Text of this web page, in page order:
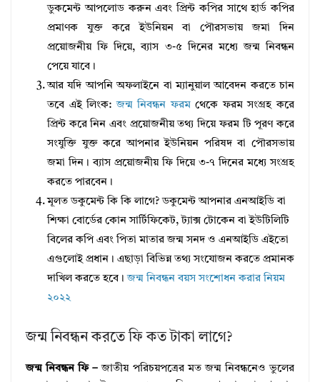
ডুকমেন্ট আপলোড করুন এবং প্রিন্ট কপির সাথে হার্ড কপির
প্রমাণক যুক্ত করে ইউনিয়ন বা পৌরসভায় জমা দিন
প্রয়োজনীয় ফি দিয়ে, ব্যাস ৩-৫ দিনের মধ্যে জন্ম নিবন্ধন
পেয়ে যাবে।
আর যদি আপনি অফলাইনে বা ম্যানুয়াল আবেদন করতে চান
তবে এই লিংক:জন্ম নিবন্ধন ফরমথেকে ফরম সংগ্রহ করে
প্রিন্ট করে নিন এবং প্রয়োজনীয় তথ্য দিয়ে ফরম টি পূরণ করে
সংযুক্তি যুক্ত করে আপনার ইউনিয়ন পরিষদ বা পৌরসভায়
জমা দিন। ব্যাস প্রয়োজনীয় ফি দিয়ে ৩-৭ দিনের মধ্যে সংগ্রহ
করতে পারবেন।
মূলত ডকুমেন্ট কি কি লাগে? ডকুমেন্ট আপনার এনআইডি বা
শিক্ষা বোর্ডের কোন সার্টিফিকেট, ট্যাক্স টোকেন বা ইউটিলিটি
বিলের কপি এবং পিতা মাতার জন্ম সনদ ও এনআইডি এইতো
এগুলোই প্রধান। এছাড়া বিভিন্ন তথ্য সংযোজন করতে প্রমানক
দাখিল করতে হবে।জন্ম নিবন্ধন বয়স সংশোধন করার নিয়ম
২০২২
জন্ম নিবন্ধন করতে ফি কত টাকা লাগে?
জন্ম নিবন্ধন ফি – জাতীয় পরিচয়পত্রের মত জন্ম নিবন্ধনেও ভুলের